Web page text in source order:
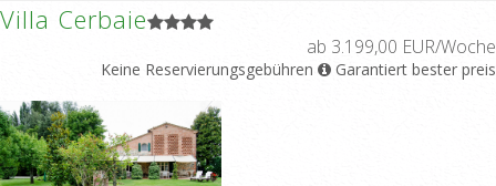
Villa Cerbaie
ab 3.199,00 EUR/Woche
Keine Reservierungsgebühren Garantiert bester preis